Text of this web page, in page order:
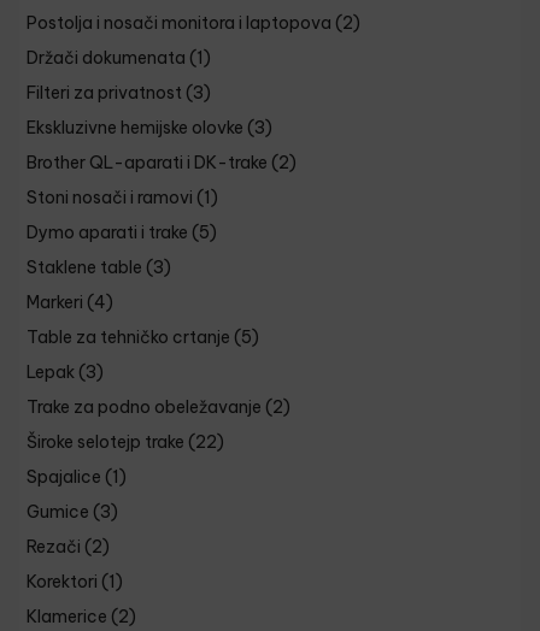
Postolja i nosači monitora i laptopova (2)
Držači dokumenata (1)
Filteri za privatnost (3)
Ekskluzivne hemijske olovke (3)
Brother QL-aparati i DK-trake (2)
Stoni nosači i ramovi (1)
Dymo aparati i trake (5)
Staklene table (3)
Markeri (4)
Table za tehničko crtanje (5)
Lepak (3)
Trake za podno obeležavanje (2)
Široke selotejp trake (22)
Spajalice (1)
Gumice (3)
Rezači (2)
Korektori (1)
Klamerice (2)